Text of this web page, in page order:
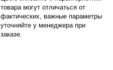
товара могут отличаться от
фактических, важные параметры
уточняйте у менеджера при
заказе.